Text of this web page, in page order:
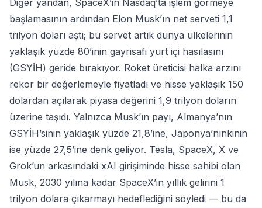
Diğer yandan, SpaceX’in Nasdaq’ta işlem görmeye
başlamasının ardından Elon Musk’ın net serveti 1,1
trilyon doları aştı; bu servet artık dünya ülkelerinin
yaklaşık yüzde 80’inin gayrisafi yurt içi hasılasını
(GSYİH) geride bırakıyor. Roket üreticisi halka arzını
rekor bir değerlemeyle fiyatladı ve hisse yaklaşık 150
dolardan açılarak piyasa değerini 1,9 trilyon doların
üzerine taşıdı. Yalnızca Musk’ın payı, Almanya’nın
GSYİH’sinin yaklaşık yüzde 21,8’ine, Japonya’nınkinin
ise yüzde 27,5’ine denk geliyor. Tesla, SpaceX, X ve
Grok’un arkasındaki xAI girişiminde hisse sahibi olan
Musk, 2030 yılına kadar SpaceX’in yıllık gelirini 1
trilyon dolara çıkarmayı hedeflediğini söyledi — bu da